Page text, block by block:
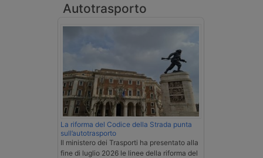
Autotrasporto
La riforma del Codice della Strada punta
sull’autotrasporto
Il ministero dei Trasporti ha presentato alla
fine di luglio 2026 le linee della riforma del